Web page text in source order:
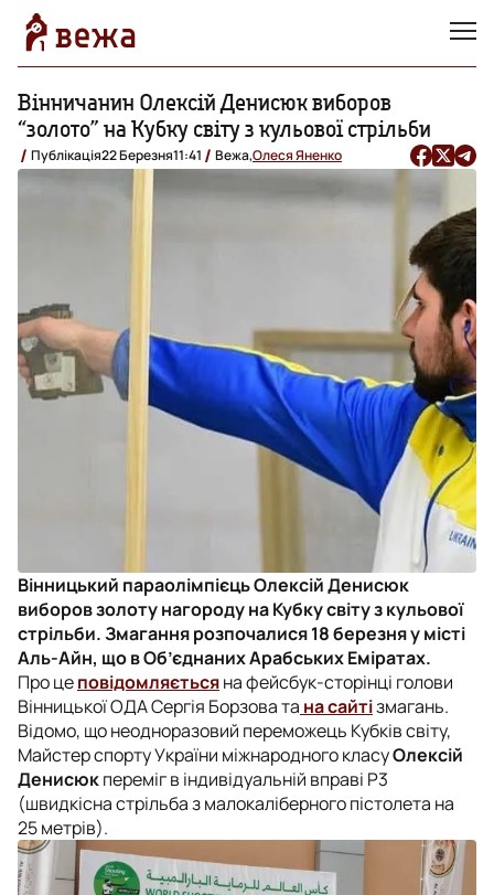
Вінничанин Олексій Денисюк виборов
“золото” на Кубку світу з кульової стрільби
Публікація22 Березня11:41 Вежа,Олеся Яненко
Вінницький параолімпієць Олексій Денисюк
виборов золоту нагороду на Кубку світу з кульової
стрільби. Змагання розпочалися 18 березня у місті
Аль-Айн, що в Об’єднаних Арабських Еміратах.
Про цеповідомляєтьсяна фейсбук-сторінці голови
Вінницької ОДА Сергія Борзова та на сайтізмагань.
Відомо, що неодноразовий переможець Кубків світу,
Майстер спорту України міжнародного класуОлексій
Денисюкпереміг в індивідуальній вправі Р3
(швидкісна стрільба з малокаліберного пістолета на
25 метрів).